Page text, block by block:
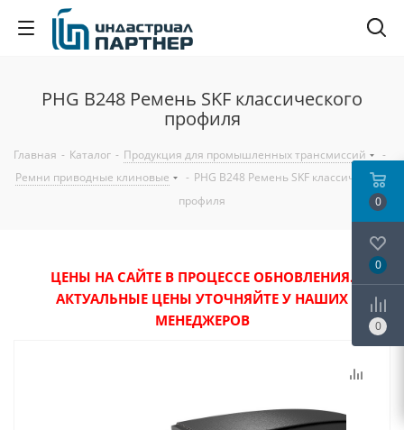
PHG B248 Ремень SKF классического
профиля
Главная - Каталог - Продукция для промышленных трансмиссий
-
Ремни приводные клиновые
- PHG B248 Ремень SKF классического
профиля
ЦЕНЫ НА САЙТЕ В ПРОЦЕССЕ ОБНОВЛЕНИЯ.
АКТУАЛЬНЫЕ ЦЕНЫ УТОЧНЯЙТЕ У НАШИХ
МЕНЕДЖЕРОВ
0
0
0